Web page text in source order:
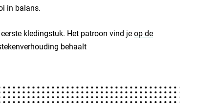
in balans.
kledingstuk. Het patroon vind je op de
behaalt